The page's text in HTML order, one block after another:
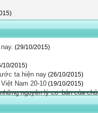
(29/10/2015)
10/2015)
ta hiện nay (26/10/2015)
Nam 20-10 (19/10/2015)
nguyên lý cơ bản của chủ